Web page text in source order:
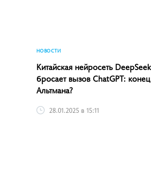
НОВОСТИ
Китайская нейросеть DeepSeek
бросает вызов ChatGPT:
Альтмана?
28.01.2025 в 15:11